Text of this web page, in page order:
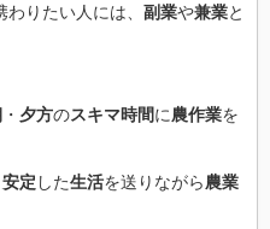
わりたい人には、 副業や兼業と
・ 夕方のスキマ時間に農作業を
安定 した生活を送りながら農業